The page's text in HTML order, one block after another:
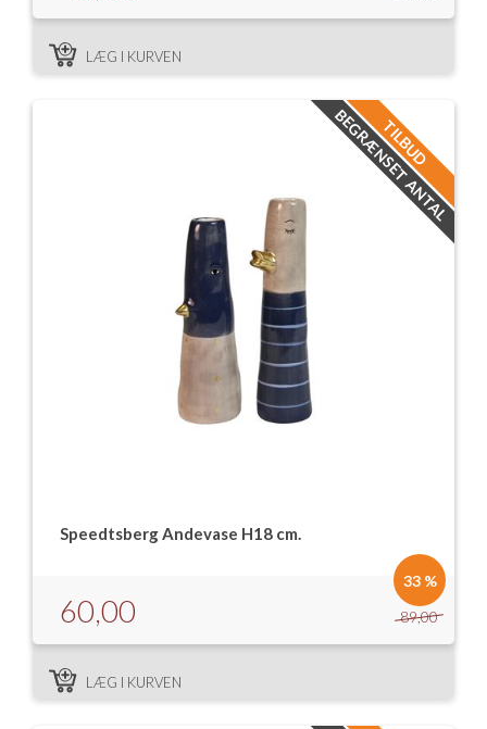
LÆG I KURVEN
Speedtsberg Andevase H18 cm.
89,00
60,00
33 %
TILBUD
BEGRÆNSET ANTAL
LÆG I KURVEN